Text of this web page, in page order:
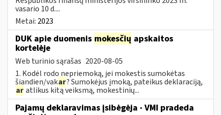
vasario 10 d....
Metai: 2023
DUK apie duomenis mokesčių apskaitos
kortelėje
Web turinio sąrašas 2020-08-05
1. Kodėl rodo nepriemoką, jei mokestis sumokėtas
šiandien/vakar? Sumokėjus įmoką, pateikus deklaraciją,
aratlikus kitą veiksmą, mokestinių...
Pajamų deklaravimas įsibėgėja - VMI pradeda